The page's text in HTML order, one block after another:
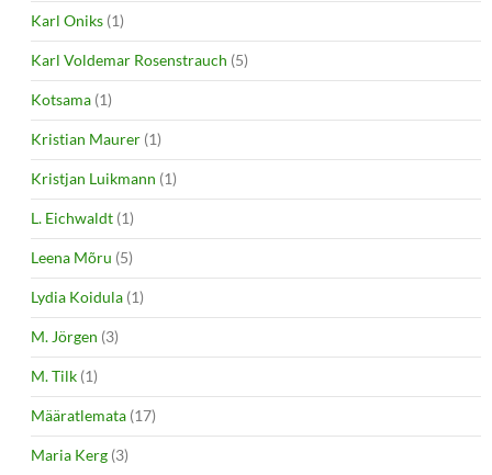
Karl Oniks (1)
Karl Voldemar Rosenstrauch (5)
Kotsama (1)
Kristian Maurer (1)
Kristjan Luikmann (1)
L. Eichwaldt (1)
Leena Mõru (5)
Lydia Koidula (1)
M. Jörgen (3)
M. Tilk (1)
Määratlemata (17)
Maria Kerg (3)